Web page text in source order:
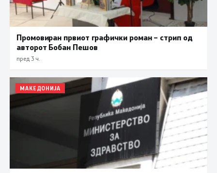
Промовиран првиот графички роман – стрип од
авторот Бобан Пешов
пред 3 ч.
МАКЕДОНИЈА